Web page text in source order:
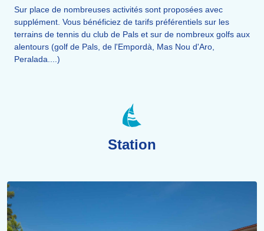
Sur place de nombreuses activités sont proposées avec
supplément. Vous bénéficiez de tarifs préférentiels sur les
terrains de tennis du club de Pals et sur de nombreux golfs aux
alentours (golf de Pals, de l'Empordà, Mas Nou d'Aro,
Peralada....)
Station